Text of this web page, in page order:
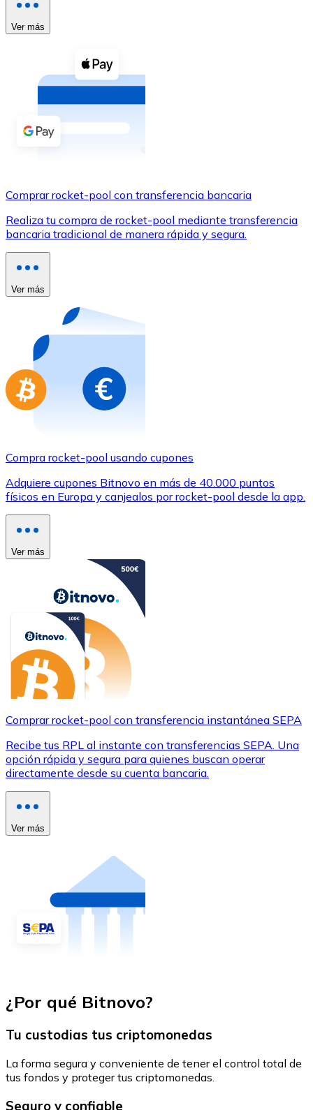
Ver todo
Compra criptomonedas con efectivo en tu tienda más
Comprar con efectivo
Transferencia SEPA
Utiliza tarjetas Visa y Mastercard para comprar
Comprar con tarjeta
Compra tarjetas regalo de tus marcas favoritas con
Ir a la tienda de tarjetas regalo
Ver más
Comprar rocket-pool con transferencia bancaria
Realiza tu compra de rocket-pool mediante transferencia
bancaria tradicional de manera rápida y segura.
Ver más
Compra rocket-pool usando cupones
Adquiere cupones Bitnovo en más de 40.000 puntos
físicos en Europa y canjealos por rocket-pool desde la app.
Ver más
Comprar rocket-pool con transferencia instantánea SEPA
Recibe tus RPL al instante con transferencias SEPA. Una
opción rápida y segura para quienes buscan operar
directamente desde su cuenta bancaria.
Ver más
¿Por qué Bitnovo?
Tu custodias tus criptomonedas
La forma segura y conveniente de tener el control total de
tus fondos y proteger tus criptomonedas.
Seguro y confiable